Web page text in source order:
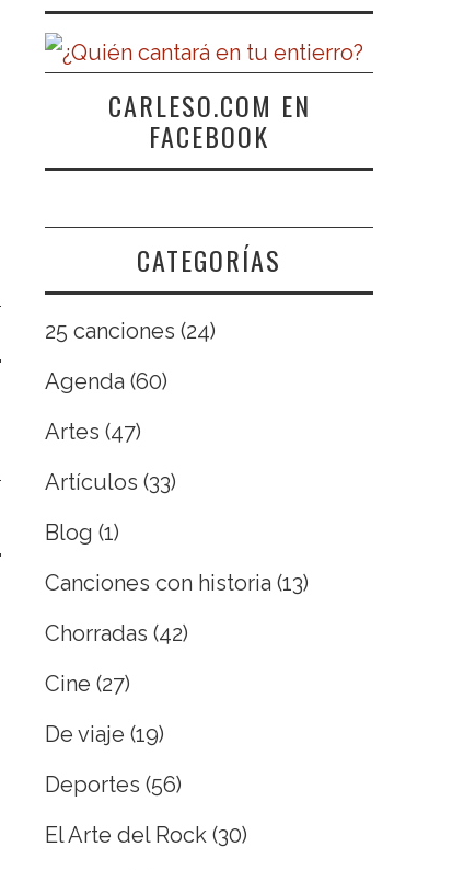
CARLESO.COM EN
FACEBOOK
CATEGORÍAS
25 canciones (24)
Agenda (60)
Artes (47)
Artículos (33)
Blog (1)
Canciones con historia (13)
Chorradas (42)
Cine (27)
De viaje (19)
Deportes (56)
El Arte del Rock (30)